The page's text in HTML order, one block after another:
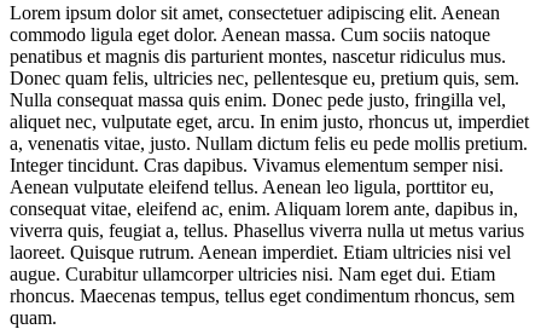
Lorem ipsum dolor sit amet, consectetuer adipiscing elit. Aenean
commodo ligula eget dolor. Aenean massa. Cum sociis natoque
penatibus et magnis dis parturient montes, nascetur ridiculus mus.
Donec quam felis, ultricies nec, pellentesque eu, pretium quis, sem.
Nulla consequat massa quis enim. Donec pede justo, fringilla vel,
aliquet nec, vulputate eget, arcu. In enim justo, rhoncus ut, imperdiet
a, venenatis vitae, justo. Nullam dictum felis eu pede mollis pretium.
Integer tincidunt. Cras dapibus. Vivamus elementum semper nisi.
Aenean vulputate eleifend tellus. Aenean leo ligula, porttitor eu,
consequat vitae, eleifend ac, enim. Aliquam lorem ante, dapibus in,
viverra quis, feugiat a, tellus. Phasellus viverra nulla ut metus varius
laoreet. Quisque rutrum. Aenean imperdiet. Etiam ultricies nisi vel
augue. Curabitur ullamcorper ultricies nisi. Nam eget dui. Etiam
rhoncus. Maecenas tempus, tellus eget condimentum rhoncus, sem
quam.